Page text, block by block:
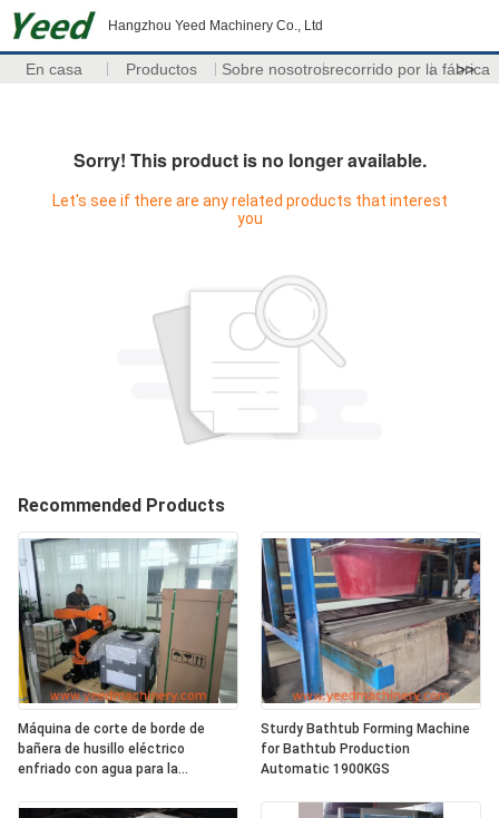
Hangzhou Yeed Machinery Co., Ltd
En casa Productos Sobre nosotrosrecorrido por la fábrica
>>
Sorry! This product is no longer available.
Let's see if there are any related products that interest
you
Recommended Products
Máquina de corte de borde de
bañera de husillo eléctrico
enfriado con agua para la
células XR
Sturdy Bathtub Forming Machine
for Bathtub Production
Automatic 1900KGS